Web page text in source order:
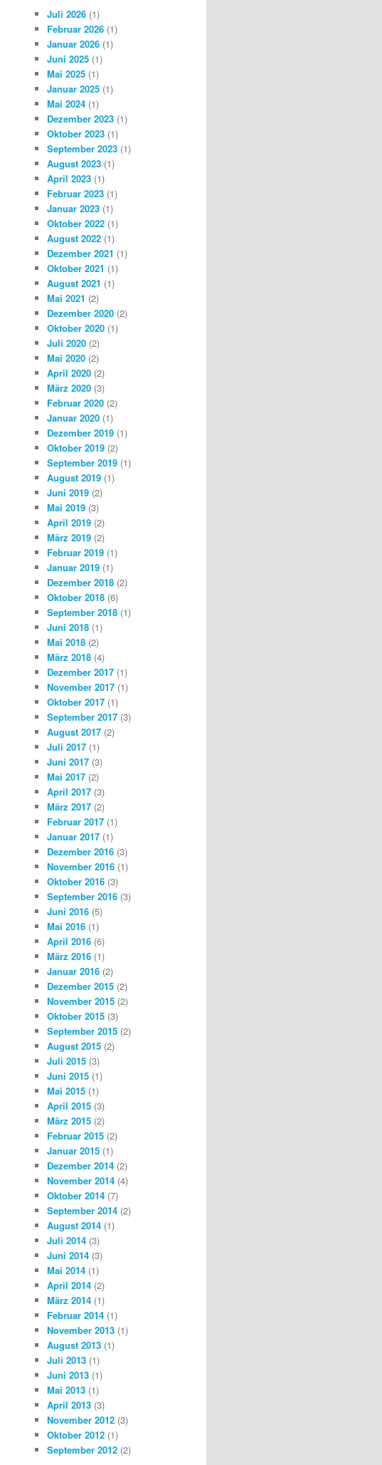
n
Juli 2026(1)
Februar 2026(1)
Januar 2026(1)
Juni 2025(1)
Mai 2025(1)
Januar 2025(1)
Mai 2024(1)
Dezember 2023(1)
Oktober 2023(1)
September 2023(1)
August 2023(1)
April 2023(1)
Februar 2023(1)
Januar 2023(1)
Oktober 2022(1)
August 2022(1)
Dezember 2021 (1)
Oktober 2021 (1)
August 2021 (1)
Mai 2021 (2)
Dezember 2020(2)
Oktober 2020(1)
Juli 2020(2)
Mai 2020(2)
April 2020(2)
März 2020(3)
Februar 2020(2)
Januar 2020(1)
Dezember 2019(1)
Oktober 2019(2)
September 2019(1)
August 2019(1)
Juni 2019(2)
Mai 2019(3)
April 2019(2)
März 2019(2)
Februar 2019(1)
Januar 2019(1)
Dezember 2018(2)
Oktober 2018(6)
September 2018(1)
Juni 2018(1)
Mai 2018(2)
März 2018(4)
Dezember 2017(1)
November 2017(1)
Oktober 2017(1)
September 2017(3)
August 2017(2)
Juli 2017(1)
Juni 2017(3)
Mai 2017(2)
April 2017(3)
März 2017(2)
Februar 2017(1)
Januar 2017(1)
Dezember 2016(3)
November 2016(1)
Oktober 2016(3)
September 2016(3)
Juni 2016(5)
Mai 2016(1)
April 2016(6)
März 2016(1)
Januar 2016(2)
Dezember 2015(2)
November 2015(2)
Oktober 2015(3)
September 2015(2)
August 2015(2)
Juli 2015(3)
Juni 2015(1)
Mai 2015(1)
April 2015(3)
März 2015(2)
Februar 2015(2)
Januar 2015(1)
Dezember 2014(2)
November 2014(4)
Oktober 2014(7)
September 2014(2)
August 2014(1)
Juli 2014(3)
Juni 2014(3)
Mai 2014(1)
April 2014(2)
März 2014(1)
Februar 2014(1)
November 2013(1)
August 2013(1)
Juli 2013(1)
Juni 2013(1)
Mai 2013(1)
April 2013(3)
November 2012(3)
Oktober 2012(1)
September 2012(2)